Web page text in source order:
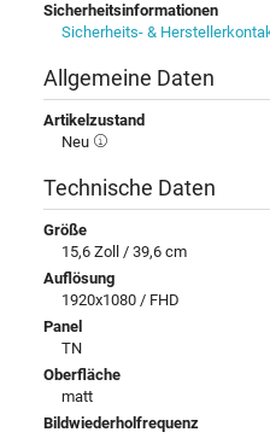
Sicherheitsinformationen
Sicherheits- &
Allgemeine Daten
Artikelzustand
Neu
Technische Daten
Größe
15,6 Zoll / 39,6 cm
Auflösung
1920x1080 / FHD
Panel
TN
Oberfläche
matt
Bildwiederholfrequenz